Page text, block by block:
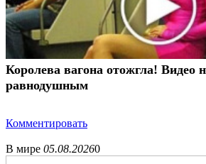
Королева вагона отожгла! Видео
равнодушным
Комментировать
В мире 05.08.20260